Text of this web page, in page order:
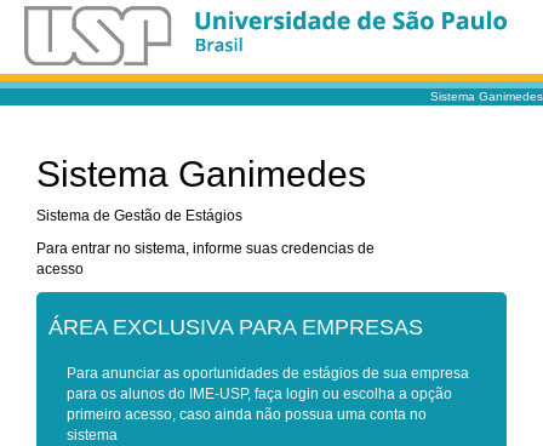
Sistema Ganimedes
Sistema Ganimedes
Sistema de Gestão de Estágios
Para entrar no sistema, informe suas credencias de
acesso
ÁREA EXCLUSIVA PARA EMPRESAS
Para anunciar as oportunidades de estágios de sua empresa
para os alunos do IME-USP, faça login ou escolha a opção
primeiro acesso, caso ainda não possua uma conta no
sistema